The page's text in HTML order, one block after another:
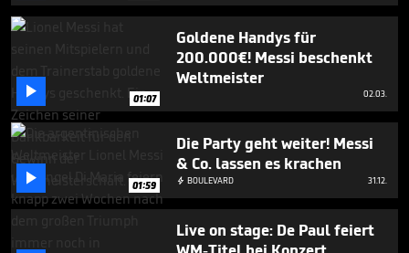
 01:07
Goldene Handys für
200.000€! Messi beschenkt
Weltmeister
02.03.
 01:59
Die Party geht weiter! Messi
& Co. lassen es krachen
 BOULEVARD 31.12.
Live on stage: De Paul feiert